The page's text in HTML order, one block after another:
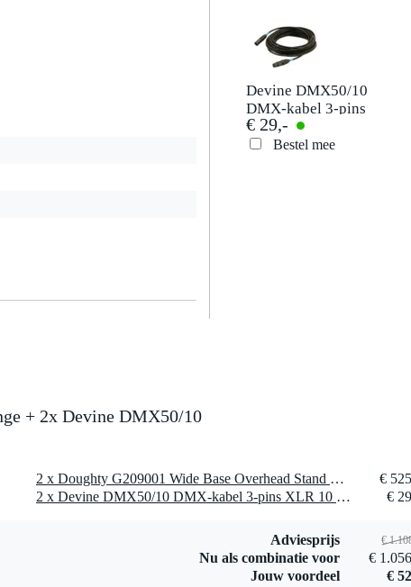
Devine DMX50/10
DMX-kabel 3-pins
XLR 10 meter
€ 29,-
Bestel mee
+ 2x Devine DMX50/10
2 x Doughty G209001 Wide Base Overhead Stand Shadow Range
€
2 x Devine DMX50/10 DMX-kabel 3-pins XLR 10 meter
€
Adviesprijs €
Nu als combinatie voor
€
Jouw voordeel
€